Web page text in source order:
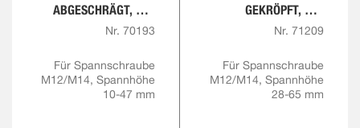
ABGESCHRÄGT, MIT
VERSTELLBARER
Nr. 70193
Für Spannschraube
M12/M14, Spannhöhe
10-47 mm
GEKRÖPFT, MIT
VERSTELLBARER
Nr. 71209
Für Spannschraube
M12/M14, Spannhöhe
28-65 mm